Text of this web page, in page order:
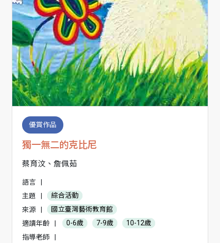
優賞作品
獨一無二的克比尼
蔡育汶、詹佩茹
語言
|
主題
|
綜合活動
來源
|
國立臺灣藝術教育館
適讀年齡
| 0-6歲 7-9歲
10-12歲
指導老師
|